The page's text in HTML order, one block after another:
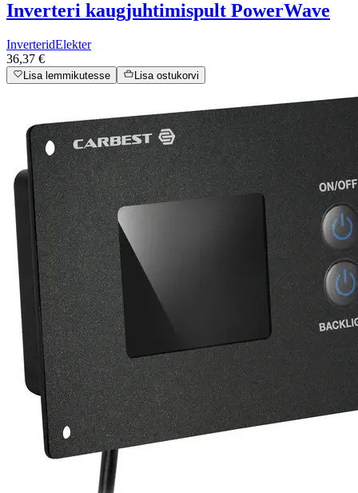
Inverteri kaugjuhtimispult PowerWave
InverteridElekter
36,37 €
Lisa lemmikutesse Lisa ostukorvi